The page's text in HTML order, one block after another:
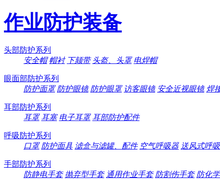
作业防护装备
头部防护系列
安全帽 帽衬 下颏带 头盔、头罩 电焊帽
眼面部防护系列
防护面罩 防护眼镜 防护眼罩 访客眼镜 安全近视眼镜 焊
耳部防护系列
耳罩 耳塞 电子耳罩 耳部防护配件
呼吸防护系列
口罩 防护面具 滤盒与滤罐、配件 空气呼吸器 送风式呼
手部防护系列
防静电手套 抛弃型手套 通用作业手套 防割伤手套 防化